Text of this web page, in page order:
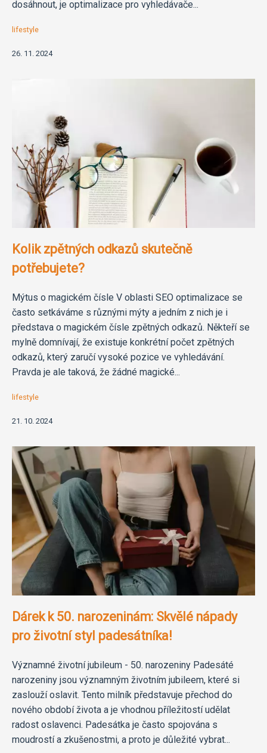
dosáhnout, je optimalizace pro vyhledávače...
lifestyle
26. 11. 2024
Kolik zpětných odkazů skutečně
potřebujete?
Mýtus o magickém čísle V oblasti SEO optimalizace se
často setkáváme s různými mýty a jedním z nich je i
představa o magickém čísle zpětných odkazů. Někteří se
mylně domnívají, že existuje konkrétní počet zpětných
odkazů, který zaručí vysoké pozice ve vyhledávání.
Pravda je ale taková, že žádné magické...
lifestyle
21. 10. 2024
Dárek k 50. narozeninám: Skvělé nápady
pro životní styl padesátníka!
Významné životní jubileum - 50. narozeniny Padesáté
narozeniny jsou významným životním jubileem, které si
zaslouží oslavit. Tento milník představuje přechod do
nového období života a je vhodnou příležitostí udělat
radost oslavenci. Padesátka je často spojována s
moudrostí a zkušenostmi, a proto je důležité vybrat...